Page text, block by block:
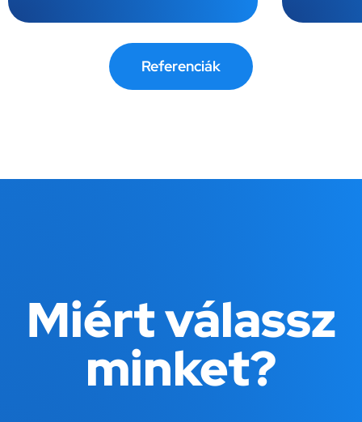
Referenciák
Miért válassz
minket?